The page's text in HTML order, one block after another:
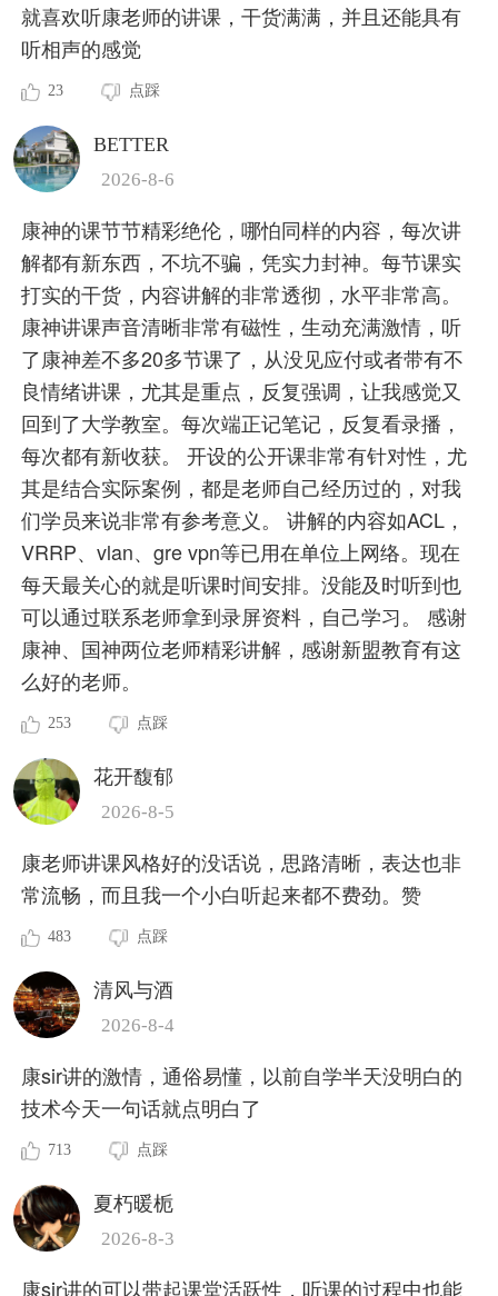
就喜欢听康老师的讲课，干货满满，并且还能具有
听相声的感觉
23 点踩
BETTER
2026-8-6
康神的课节节精彩绝伦，哪怕同样的内容，每次讲
解都有新东西，不坑不骗，凭实力封神。每节课实
打实的干货，内容讲解的非常透彻，水平非常高。
康神讲课声音清晰非常有磁性，生动充满激情，听
了康神差不多20多节课了，从没见应付或者带有不
良情绪讲课，尤其是重点，反复强调，让我感觉又
回到了大学教室。每次端正记笔记，反复看录播，
每次都有新收获。 开设的公开课非常有针对性，尤
其是结合实际案例，都是老师自己经历过的，对我
们学员来说非常有参考意义。 讲解的内容如ACL，
VRRP、vlan、gre vpn等已用在单位上网络。现在
每天最关心的就是听课时间安排。没能及时听到也
可以通过联系老师拿到录屏资料，自己学习。 感谢
康神、国神两位老师精彩讲解，感谢新盟教育有这
么好的老师。
253 点踩
花开馥郁
2026-8-5
康老师讲课风格好的没话说，思路清晰，表达也非
常流畅，而且我一个小白听起来都不费劲。赞
483 点踩
清风与酒
2026-8-4
康sir讲的激情，通俗易懂，以前自学半天没明白的
技术今天一句话就点明白了
713 点踩
夏朽暖栀
2026-8-3
康sir讲的可以带起课堂活跃性，听课的过程中也能